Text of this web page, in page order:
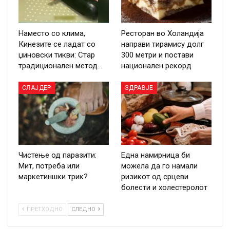
Наместо со клима,
Кинезите се ладат со
џиновски тикви: Стар
традиционален метод…
Ресторан во Холандија
направи тирамису долг
300 метри и постави
национален рекорд
СЛАЈДЕР
Чистење од паразити:
Мит, потреба или
маркетиншки трик?
ЗДРАВЈЕ
Една намирница би
можела да го намали
ризикот од срцеви
болести и холестеролот
ПРЕТХОДНО СЛЕДНО